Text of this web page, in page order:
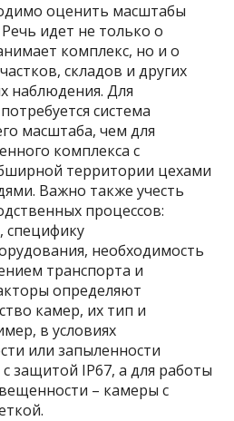
оценить масштабы
идет не только о
комплекс, но и о
складов и других
наблюдения. Для
система
масштаба, чем для
комплекса с
территории цехами
Важно также учесть
процессов:
специфику
необходимость
транспорта и
определяют
камер, их тип и
в условиях
или запыленности
защитой IP67, а для работы
– камеры с